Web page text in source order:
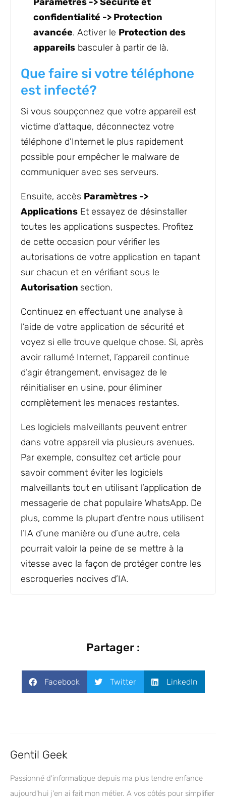
confidentialité -> Protection
avancée. Activer le Protection des
appareils basculer à partir de là.
Que faire si votre téléphone
est infecté?
Si vous soupçonnez que votre appareil est
victime d’attaque, déconnectez votre
téléphone d’Internet le plus rapidement
possible pour empêcher le malware de
communiquer avec ses serveurs.
Ensuite, accès Paramètres ->
Applications Et essayez de désinstaller
toutes les applications suspectes. Profitez
de cette occasion pour vérifier les
autorisations de votre application en tapant
sur chacun et en vérifiant sous le
Autorisation section.
Continuez en effectuant une analyse à
l’aide de votre application de sécurité et
voyez si elle trouve quelque chose. Si, après
avoir rallumé Internet, l’appareil continue
d’agir étrangement, envisagez de le
réinitialiser en usine, pour éliminer
complètement les menaces restantes.
Les logiciels malveillants peuvent entrer
dans votre appareil via plusieurs avenues.
Par exemple, consultez cet article pour
savoir comment éviter les logiciels
malveillants tout en utilisant l’application de
messagerie de chat populaire WhatsApp. De
plus, comme la plupart d’entre nous utilisent
l’IA d’une manière ou d’une autre, cela
pourrait valoir la peine de se mettre à la
vitesse avec la façon de protéger contre les
escroqueries nocives d’IA.
Partager :
Facebook Twitter LinkedIn
Gentil Geek
Passionné d'informatique depuis ma plus tendre enfance
aujourd'hui j'en ai fait mon métier. A vos côtés pour simplifier